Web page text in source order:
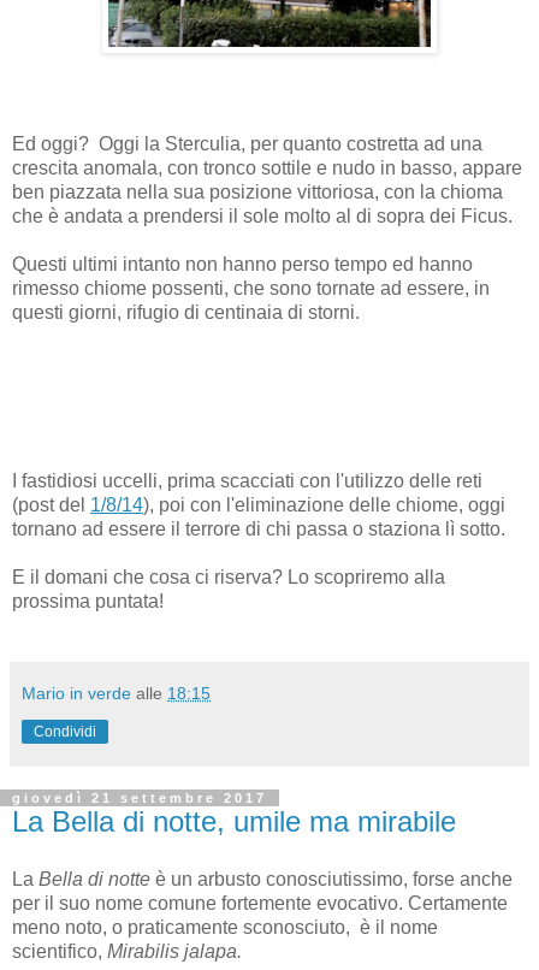
Ed oggi? Oggi la Sterculia, per quanto costretta ad una
crescita anomala, con tronco sottile e nudo in basso, appare
ben piazzata nella sua posizione vittoriosa, con la chioma
che è andata a prendersi il sole molto al di sopra dei Ficus.
Questi ultimi intanto non hanno perso tempo ed hanno
rimesso chiome possenti, che sono tornate ad essere, in
questi giorni, rifugio di centinaia di storni.
I fastidiosi uccelli, prima scacciati con l'utilizzo delle reti
(post del 1/8/14), poi con l'eliminazione delle chiome, oggi
tornano ad essere il terrore di chi passa o staziona lì sotto.
E il domani che cosa ci riserva? Lo scopriremo alla
prossima puntata!
Mario in verde alle 18:15
Condividi
giovedì 21 settembre 2017
La Bella di notte, umile ma mirabile
La Bella di notte è un arbusto conosciutissimo, forse anche
per il suo nome comune fortemente evocativo. Certamente
meno noto, o praticamente sconosciuto, è il nome
scientifico, Mirabilis jalapa.